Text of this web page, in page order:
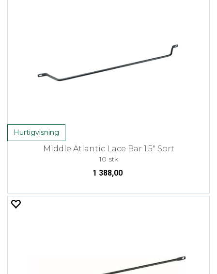
Hurtigvisning
Middle Atlantic Lace Bar 1.5" Sort
10 stk
1 388,00